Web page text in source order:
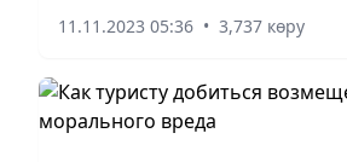
по уведомлению согласно Закону
11.11.2023 05:36 • 3,737 көру